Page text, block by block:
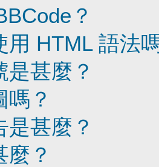
？
用 HTML 語法
是甚麼？
嗎？
是甚麼？
麼？